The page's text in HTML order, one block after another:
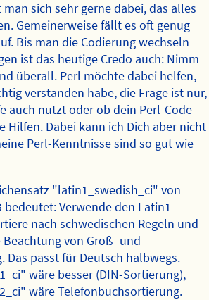
sich sehr gerne dabei, das alles
Gemeinerweise fällt es oft genug
Bis man die Codierung wechseln
ist das heutige Credo auch: Nimm
überall. Perl möchte dabei helfen,
verstanden habe, die Frage ist nur,
auch nutzt oder ob dein Perl-Code
Hilfen. Dabei kann ich Dich aber nicht
Perl-Kenntnisse sind so gut wie
"latin1_swedish_ci" von
bedeutet: Verwende den Latin1-
nach schwedischen Regeln und
von Groß- und
Das passt für Deutsch halbwegs.
wäre besser (DIN-Sortierung),
wäre Telefonbuchsortierung.